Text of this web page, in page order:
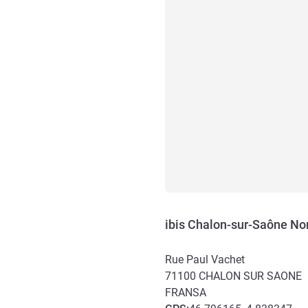
ibis Chalon-sur-Saône
Rue Paul Vachet
71100 CHALON SUR SAONE
FRANSA